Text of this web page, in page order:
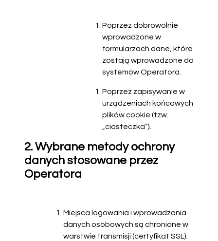
Poprzez dobrowolnie
wprowadzone w
formularzach dane, które
zostają wprowadzone do
systemów Operatora.
Poprzez zapisywanie w
urządzeniach końcowych
plików cookie (tzw.
„ciasteczka”).
2. Wybrane metody ochrony
danych stosowane przez
Operatora
Miejsca logowania i wprowadzania
danych osobowych są chronione w
warstwie transmisji (certyfikat SSL).